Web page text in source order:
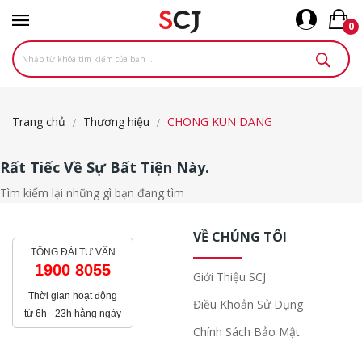
0
Trang chủ Thương hiệu CHONG KUN DANG
Rất Tiếc Về Sự Bất Tiện Này.
Tìm kiếm lại những gì bạn đang tìm
TỔNG ĐÀI TƯ VẤN
1900 8055
Thời gian hoạt động
từ 6h - 23h hằng ngày
VỀ CHÚNG TÔI
Giới Thiệu SCJ
Điều Khoản Sử Dụng
Chính Sách Bảo Mật